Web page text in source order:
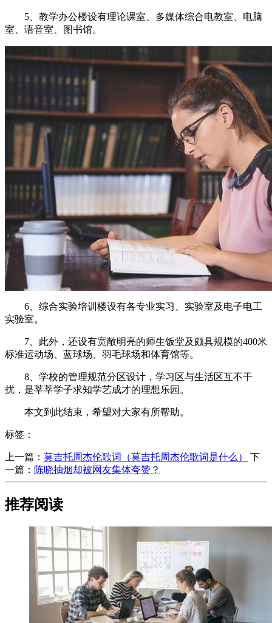
5、教学办公楼设有理论课室、多媒体综合电教室、电脑
室、语音室、图书馆。
6、综合实验培训楼设有各专业实习、实验室及电子电工
实验室。
7、此外，还设有宽敞明亮的师生饭堂及颇具规模的400米
标准运动场、蓝球场、羽毛球场和体育馆等。
8、学校的管理规范分区设计，学习区与生活区互不干
扰，是莘莘学子求知学艺成才的理想乐园。
本文到此结束，希望对大家有所帮助。
标签：
上一篇： ​莫吉托周杰伦歌词（莫吉托周杰伦歌词是什么）
下
一篇： ​陈晓抽烟却被网友集体夸赞？
推荐阅读